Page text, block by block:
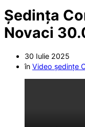
Ședința
Novaci
30 Iulie 2025
în Video ședințe